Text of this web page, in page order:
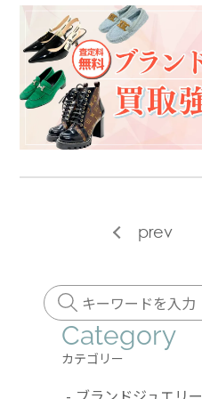
prev
Category
カテゴリー